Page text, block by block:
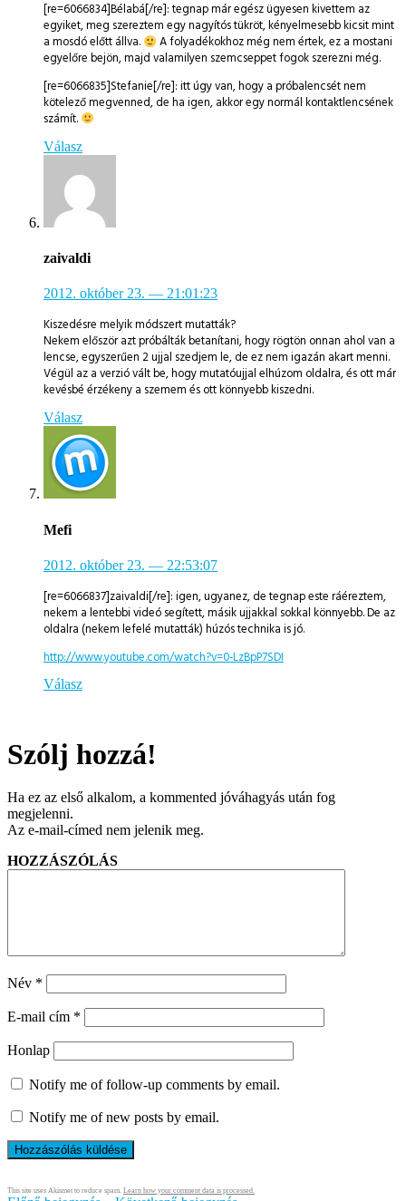
[re=6066834]Bélabá[/re]: tegnap már egész ügyesen kivettem az
egyiket, meg szereztem egy nagyítós tükröt, kényelmesebb kicsit mint
a mosdó előtt állva.
A folyadékokhoz még nem értek, ez a mostani
egyelőre bejön, majd valamilyen szemcseppet fogok szerezni még.
[re=6066835]Stefanie[/re]: itt úgy van, hogy a próbalencsét nem
kötelező megvenned, de ha igen, akkor egy normál kontaktlencsének
számít.
Válasz
zaivaldi
2012. október 23. — 21:01:23
Kiszedésre melyik módszert mutatták?
Nekem először azt próbálták betanítani, hogy rögtön onnan ahol van a
lencse, egyszerűen 2 ujjal szedjem le, de ez nem igazán akart menni.
Végül az a verzió vált be, hogy mutatóujjal elhúzom oldalra, és ott már
kevésbé érzékeny a szemem és ott könnyebb kiszedni.
Válasz
Mefi
2012. október 23. — 22:53:07
[re=6066837]zaivaldi[/re]: igen, ugyanez, de tegnap este ráéreztem,
nekem a lentebbi videó segített, másik ujjakkal sokkal könnyebb. De az
oldalra (nekem lefelé mutatták) húzós technika is jó.
http://www.youtube.com/watch?v=0-LzBpP7SDI
Válasz
Szólj hozzá!
Ha ez az első alkalom, a kommented jóváhagyás után fog
megjelenni.
Az e-mail-címed nem jelenik meg.
HOZZÁSZÓLÁS
Név *
E-mail cím *
Honlap
Notify me of follow-up comments by email.
Notify me of new posts by email.
This site uses Akismet to reduce spam. Learn how your comment data is processed.